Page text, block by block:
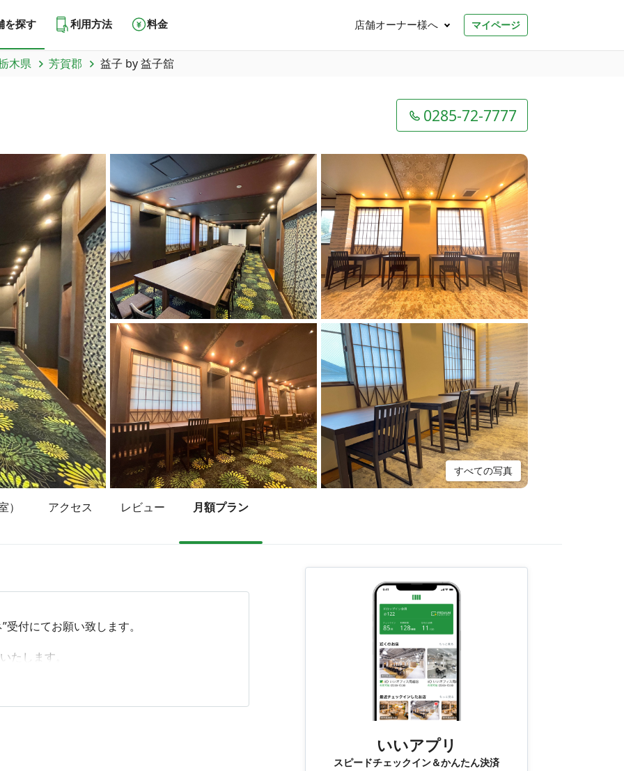
を探す 利用方法 料金 店舗オーナー様へ マイページ
木県 芳賀郡 益子 by 益子舘
0285-72-7777
すべての写真
） アクセス レビュー 月額プラン
付にてお願い致します。
たします。
いいアプリ
スピードチェックイン＆かんたん決済